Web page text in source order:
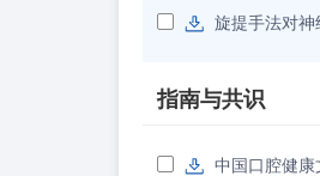
旋提手法对
指南与共识
中国口腔健